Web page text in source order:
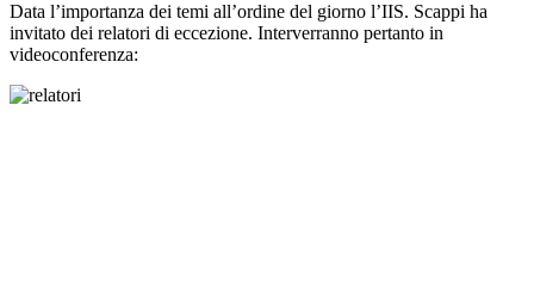
Data l’importanza dei temi all’ordine del giorno l’IIS. Scappi ha
invitato dei relatori di eccezione. Interverranno pertanto in
videoconferenza: